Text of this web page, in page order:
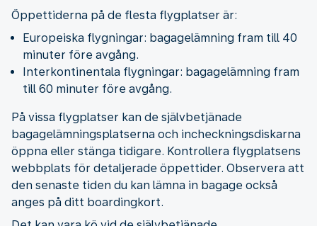
Öppettiderna på de flesta flygplatser är:
Europeiska flygningar: bagagelämning fram till 40
minuter före avgång.
Interkontinentala flygningar: bagagelämning fram
till 60 minuter före avgång.
På vissa flygplatser kan de självbetjänade
bagagelämningsplatserna och incheckningsdiskarna
öppna eller stänga tidigare. Kontrollera flygplatsens
webbplats för detaljerade öppettider. Observera att
den senaste tiden du kan lämna in bagage också
anges på ditt boardingkort.